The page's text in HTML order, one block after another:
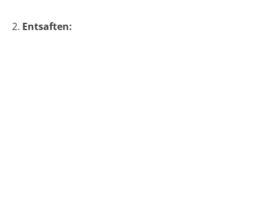
2. Entsaften: